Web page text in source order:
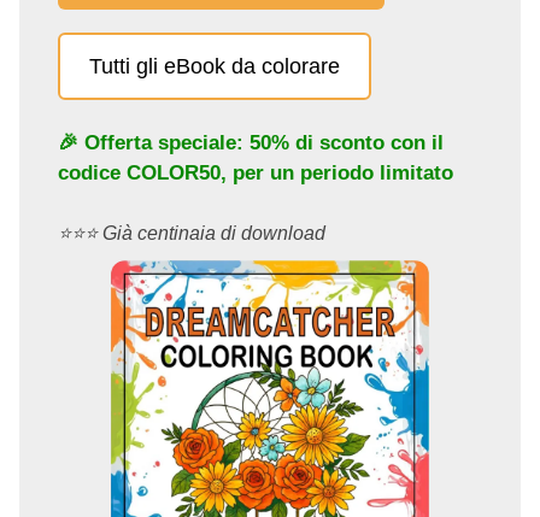
Tutti gli eBook da colorare
🎉 Offerta speciale: 50% di sconto con il
codice COLOR50, per un periodo limitato
⭐️⭐️⭐️ Già centinaia di download